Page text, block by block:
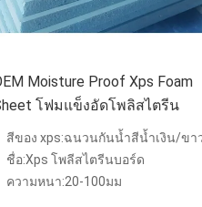
Moisture Proof Xps Foam
โฟมแข็งอัดโพลิสไตรีน
สีของ xps:ฉนวนกันน้ำสีน้ำเงิน/ขาว สี
ชื่อ:Xps โพลีสไตรีนบอร์ด
ความหนา:20-100มม